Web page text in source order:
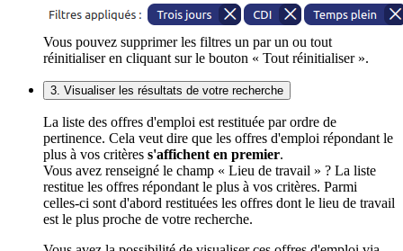
Vous pouvez supprimer les filtres un par un ou tout
réinitialiser en cliquant sur le bouton « Tout réinitialiser ».
3. Visualiser les résultats de votre recherche
La liste des offres d'emploi est restituée par ordre de
pertinence. Cela veut dire que les offres d'emploi répondant le
plus à vos critères s'affichent en premier.
Vous avez renseigné le champ « Lieu de travail » ? La liste
restitue les offres répondant le plus à vos critères. Parmi
celles-ci sont d'abord restituées les offres dont le lieu de travail
est le plus proche de votre recherche.